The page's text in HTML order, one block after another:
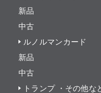
新品
中古
ルノルマンカード
新品
中古
トランプ ・その他な